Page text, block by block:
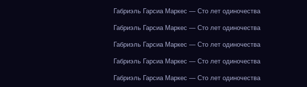
Габриэль Гарсиа Маркес — Сто лет одиночества
Габриэль Гарсиа Маркес — Сто лет одиночества
Габриэль Гарсиа Маркес — Сто лет одиночества
Габриэль Гарсиа Маркес — Сто лет одиночества
Габриэль Гарсиа Маркес — Сто лет одиночества